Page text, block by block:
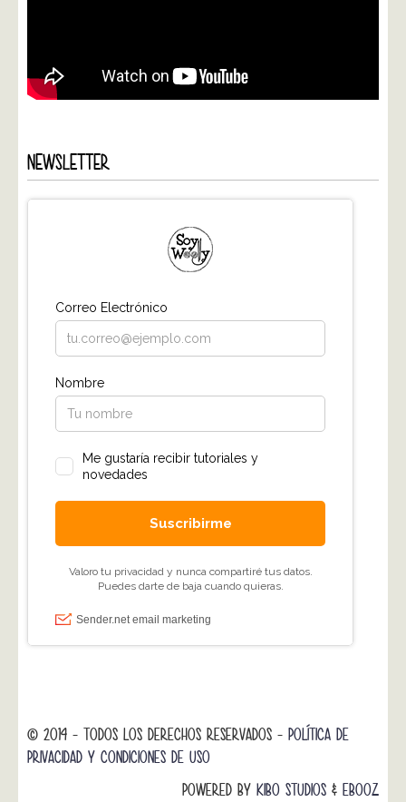
NEWSLETTER
© 2014 - TODOS LOS DERECHOS RESERVADOS - POLÍTICA DE
PRIVACIDAD Y CONDICIONES DE USO
POWERED BY KIBO STUDIOS & EBOOZ